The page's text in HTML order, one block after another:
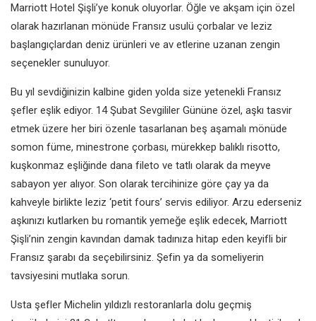
Marriott Hotel Şişli’ye konuk oluyorlar. Öğle ve akşam için özel
olarak hazırlanan mönüde Fransız usulü çorbalar ve leziz
başlangıçlardan deniz ürünleri ve av etlerine uzanan zengin
seçenekler sunuluyor.
Bu yıl sevdiğinizin kalbine giden yolda size yetenekli Fransız
şefler eşlik ediyor. 14 Şubat Sevgililer Gününe özel, aşkı tasvir
etmek üzere her biri özenle tasarlanan beş aşamalı mönüde
somon füme, minestrone çorbası, mürekkep balıklı risotto,
kuşkonmaz eşliğinde dana fileto ve tatlı olarak da meyve
sabayon yer alıyor. Son olarak tercihinize göre çay ya da
kahveyle birlikte leziz ‘petit fours’ servis ediliyor. Arzu ederseniz
aşkınızı kutlarken bu romantik yemeğe eşlik edecek, Marriott
Şişli’nin zengin kavından damak tadınıza hitap eden keyifli bir
Fransız şarabı da seçebilirsiniz. Şefin ya da someliyerin
tavsiyesini mutlaka sorun.
Usta şefler Michelin yıldızlı restoranlarla dolu geçmiş